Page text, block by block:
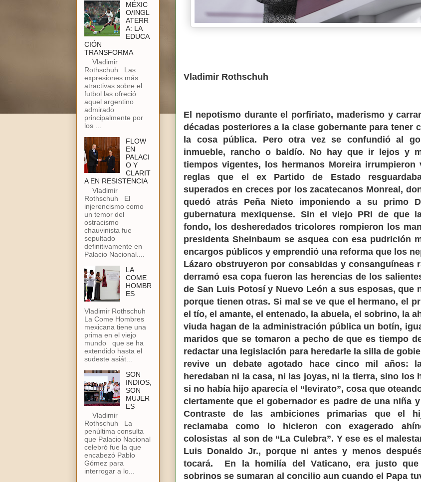
Vladimir Rothschuh
El nepotismo durante el porfiriato, maderismo y
décadas posteriores a la clase gobernante para tener
la cosa pública. Pero otra vez se confundió al
inmueble, rancho o baldío. No hay que ir lejos y
tiempos vigentes, los hermanos Moreira irrumpieron
reglas que el ex Partido de Estado resguardaba
superados en creces por los zacatecanos Monreal,
quedó atrás Peña Nieto imponiendo a su primo
gubernatura mexiquense. Sin el viejo PRI de que
fondo, los desheredados tricolores rompieron los
presidenta Sheinbaum se asquea con esa pudrición
encargos públicos y emprendió una reforma que los
Lázaro obstruyeron por consabidas y consanguíneas
derramó esa copa fueron las herencias de los
de San Luis Potosí y Nuevo León a sus esposas, que
porque tienen otras. Si mal se ve que el hermano, el
el tío, el amante, el entenado, la abuela, el sobrino, la
viuda hagan de la administración pública un botín,
maridos que se tomaron a pecho de que es tiempo
redactar una legislación para heredarle la silla de
revive un debate agotado hace cinco mil años:
heredaban ni la casa, ni las joyas, ni la tierra, sino los
si no había hijo aparecía el “levirato”, cosa que
ciertamente que el gobernador es padre de una niña
Contraste de las ambiciones primarias que el
reclamaba como lo hicieron con exagerado
colosistas al son de “La Culebra”. Y ese es el
Luis Donaldo Jr., porque ni antes y menos
tocará. En la homilía del Vaticano, era justo
sobrinos se sumaran al concilio aun cuando el Papa
MÉXIC
O/INGL
ATERR
A: LA
EDUCA
CIÓN
TRANSFORMA
Vladimir
Rothschuh Las
expresiones más
atractivas sobre el
futbol las ofreció
aquel argentino
admirado
principalmente por
los ...
FLOW
EN
PALACI
O Y
CLARIT
A EN RESISTENCIA
Vladimir
Rothschuh El
injerencismo como
un temor del
ostracismo
chauvinista fue
sepultado
definitivamente en
Palacio Nacional....
LA
COME
HOMBR
ES
Vladimir Rothschuh
La Come Hombres
mexicana tiene una
prima en el viejo
mundo que se ha
extendido hasta el
sudeste asiát...
SON
INDIOS,
SON
MUJER
ES
Vladimir
Rothschuh La
penúltima consulta
que Palacio Nacional
celebró fue la que
encabezó Pablo
Gómez para
interrogar a lo...